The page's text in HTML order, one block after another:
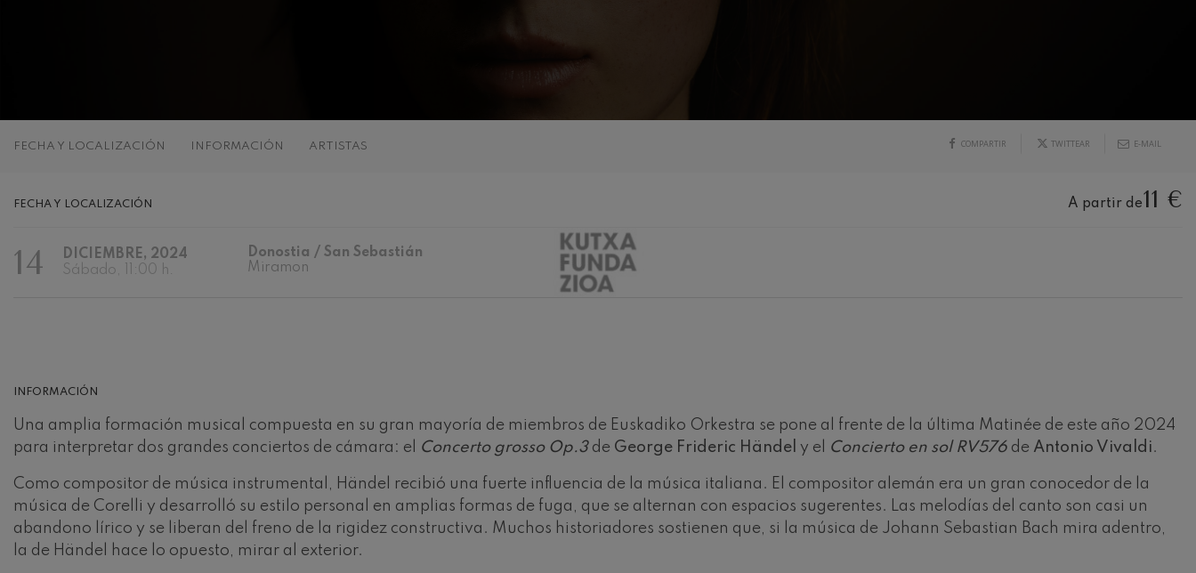
FECHA Y LOCALIZACIÓN INFORMACIÓN ARTISTAS COMPARTIR TWITTEAR E-MAIL
FECHA Y LOCALIZACIÓN
14
DICIEMBRE, 2024
Sábado, 11:00 h.
Donostia / San Sebastián
Miramon
A partir de11 €
INFORMACIÓN
Una amplia formación musical compuesta en su gran mayoría de miembros de Euskadiko Orkestra se pone al frente de la última Matinée de este año 2024
para interpretar dos grandes conciertos de cámara: el
Concerto grosso Op.3de George Frideric Händel y el Concierto en sol RV576 de Antonio Vivaldi.
Como compositor de música instrumental, Händel recibió una fuerte influencia de la música italiana. El compositor alemán era un gran conocedor de la
música de Corelli y desarrolló su estilo personal en amplias formas de fuga, que se alternan con espacios sugerentes. Las melodías del canto son casi un
abandono lírico y se liberan del freno de la rigidez constructiva. Muchos historiadores sostienen que, si la música de Johann Sebastian Bach mira adentro,
la de Händel hace lo opuesto, mirar al exterior.
J. C. Arriaga: Los esclavos felices. Obertura
El cant dels ocells
Johannes Brahms: Sinfonía nº2
Johannes Brahms
Antonin Dvorak: Sinfonía nº6
Antonin Dvorak
Johannes Brahms: Concierto para piano nº1